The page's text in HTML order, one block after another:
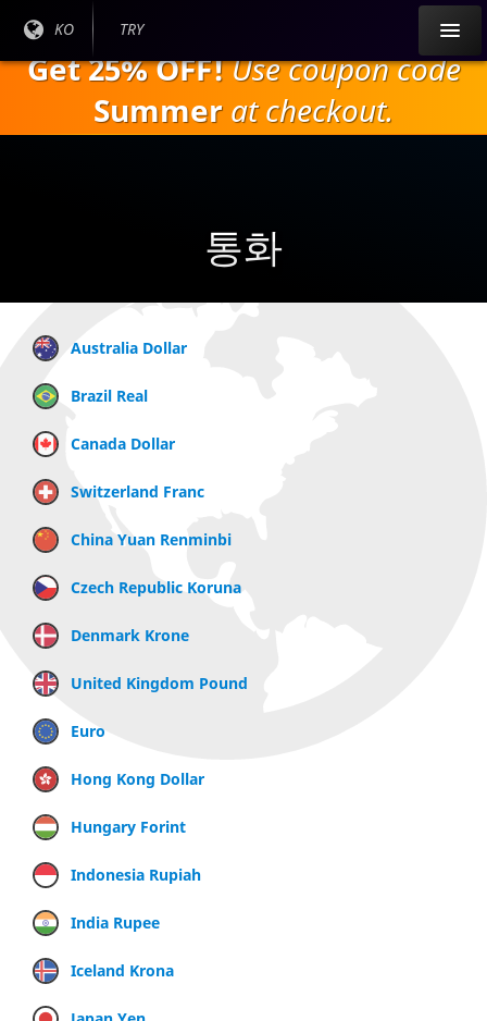
내
으
현재
:
KO
현재
TRY
Get 25% OFF!Use coupon code
Summer at checkout.
통화
Australia Dollar
Brazil Real
Canada Dollar
Switzerland Franc
China Yuan Renminbi
Czech Republic Koruna
Denmark Krone
United Kingdom Pound
Euro
Hong Kong Dollar
Hungary Forint
Indonesia Rupiah
India Rupee
Iceland Krona